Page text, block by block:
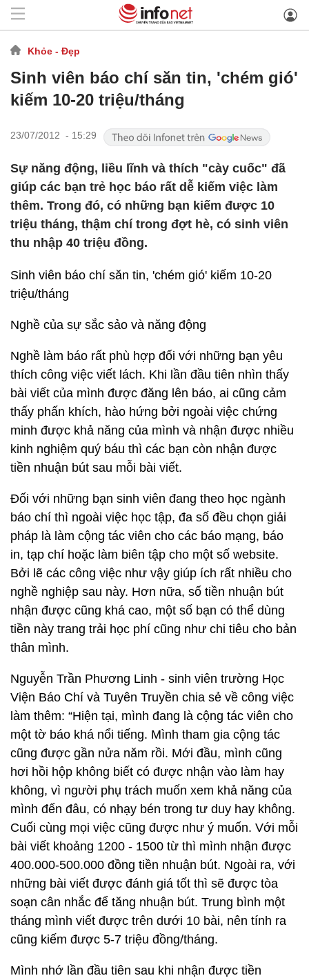
Khỏe - Đẹp
Sinh viên báo chí săn tin, 'chém gió'
kiếm 10-20 triệu/tháng
23/07/2012 - 15:29
Sự năng động, liều lĩnh và thích "cày cuốc" đã
giúp các bạn trẻ học báo rất dễ kiếm việc làm
thêm. Trong đó, có những bạn kiếm được 10
triệu tháng, thậm chí trong đợt hè, có sinh viên
thu nhập 40 triệu đồng.
Sinh viên báo chí săn tin, 'chém gió' kiếm 10-20
triệu/tháng
Nghề của sự sắc sảo và năng động
Nghề làm báo rất phù hợp đối với những bạn yêu
thích công việc viết lách. Khi lần đầu tiên nhìn thấy
bài viết của mình được đăng lên báo, ai cũng cảm
thấy phấn khích, hào hứng bởi ngoài việc chứng
minh được khả năng của mình và nhận được nhiều
kinh nghiệm quý báu thì các bạn còn nhận được
tiền nhuận bút sau mỗi bài viết.
Đối với những bạn sinh viên đang theo học ngành
báo chí thì ngoài việc học tập, đa số đều chọn giải
pháp là làm cộng tác viên cho các báo mạng, báo
in, tạp chí hoặc làm biên tập cho một số website.
Bởi lẽ các công việc như vậy giúp ích rất nhiều cho
nghề nghiệp sau này. Hơn nữa, số tiền nhuận bút
nhận được cũng khá cao, một số bạn có thể dùng
tiền này trang trải học phí cũng như chi tiêu cho bản
thân mình.
Nguyễn Trần Phương Linh - sinh viên trường Học
Viện Báo Chí và Tuyên Truyền chia sẻ về công việc
làm thêm: “Hiện tại, mình đang là cộng tác viên cho
một tờ báo khá nổi tiếng. Mình tham gia cộng tác
cũng được gần nửa năm rồi. Mới đầu, mình cũng
hơi hồi hộp không biết có được nhận vào làm hay
không, vì người phụ trách muốn xem khả năng của
mình đến đâu, có nhạy bén trong tư duy hay không.
Cuối cùng mọi việc cũng được như ý muốn. Với mỗi
bài viết khoảng 1200 - 1500 từ thì mình nhận được
400.000-500.000 đồng tiền nhuận bút. Ngoài ra, với
những bài viết được đánh giá tốt thì sẽ được tòa
soạn cân nhắc để tăng nhuận bút. Trung bình một
tháng mình viết được trên dưới 10 bài, nên tính ra
cũng kiếm được 5-7 triệu đồng/tháng.
Mình nhớ lần đầu tiên sau khi nhận được tiền